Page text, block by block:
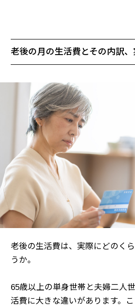
老後の月の生活費とその内訳、
老後の生活費は、実際にどのく
うか。
65歳以上の単身世帯と夫婦二人
活費に大きな違いがあります。